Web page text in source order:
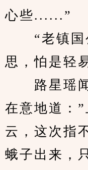
心些......”
“老镇国
思，怕是轻
路星瑶闻
在意地道：
云，这次指
蛾子出来，